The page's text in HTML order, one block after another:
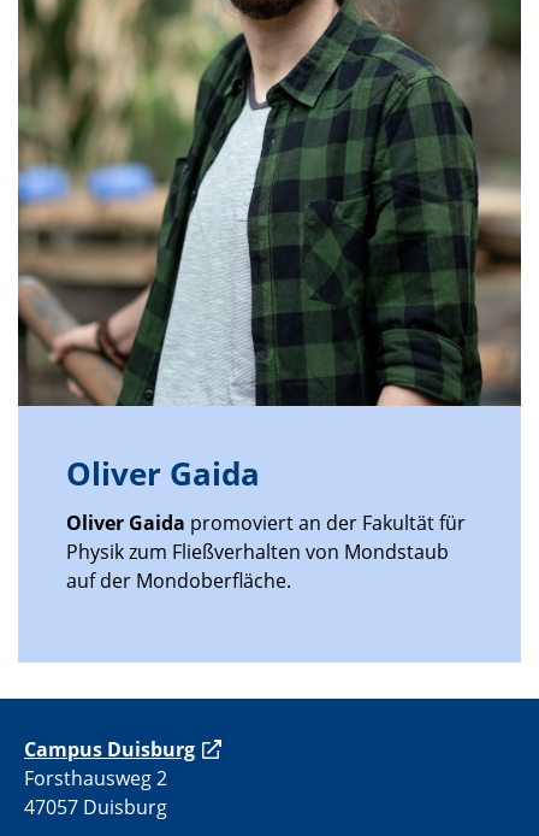
Oliver Gaida
Oliver Gaida promoviert an der Fakultät für
Physik zum Fließverhalten von Mondstaub
auf der Mondoberfläche.
Campus Duisburg
Forsthausweg 2
47057 Duisburg